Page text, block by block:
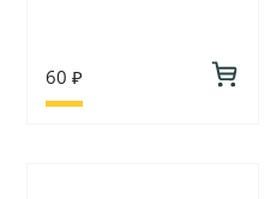
60 ₽